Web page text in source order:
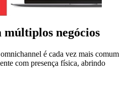
negócios
é cada vez mais comum
com presença física, abrindo